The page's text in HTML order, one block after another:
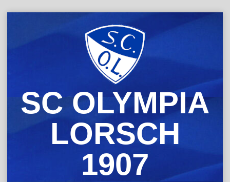
SC OLYMPIA
LORSCH
1907